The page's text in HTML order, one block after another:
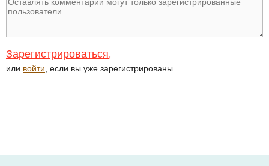
Зарегистрироваться,
или войти , если вы уже зарегистрированы.